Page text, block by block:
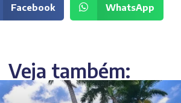
Facebook WhatsApp
Veja também: